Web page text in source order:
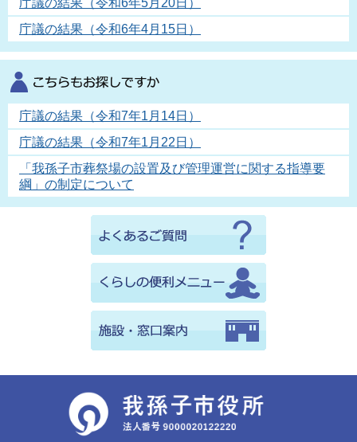
庁議の結果（令和6年5月20日）
庁議の結果（令和6年4月15日）
庁議の結果（令和7年1月14日）
庁議の結果（令和7年1月22日）
「我孫子市葬祭場の設置及び管理運営に関する指導要
綱」の制定について